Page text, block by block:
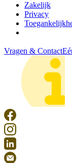
Zakelijk
Privacy
Vragen & Contact